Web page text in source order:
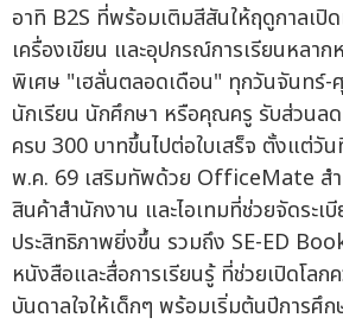
อาทิ B2S ที่พร้อมเติมสีสันให้ฤดูกาลเปิ
เครื่องเขียน และอุปกรณ์การเรียนหลาก
พิเศษ "เฮลั่นตลอดเดือน" ทุกวันจันทร์-
นักเรียน นักศึกษา หรือคุณครู รับส่วนล
ครบ 300 บาทขึ้นไปต่อใบเสร็จ ตั้งแต่วั
พ.ค. 69 เสริมทัพด้วย OfficeMate ส
สินค้าสำนักงาน และไอเทมที่ช่วยจัดระเ
ประสิทธิภาพยิ่งขึ้น รวมถึง SE-ED
หนังสือและสื่อการเรียนรู้ ที่ช่วยเปิดโลก
บันดาลใจให้เด็กๆ พร้อมเริ่มต้นปีการศึก